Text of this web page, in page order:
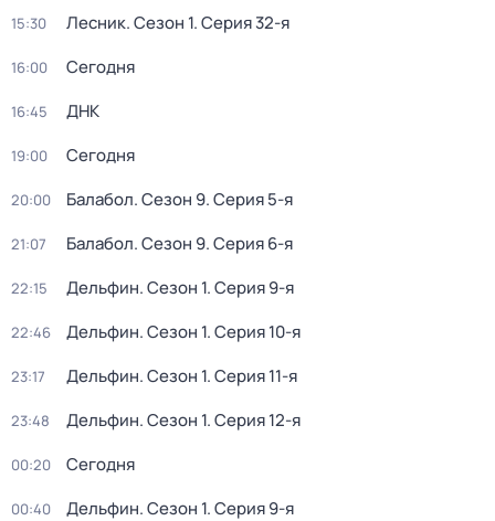
15:30 Лесник. Сезон 1. Серия 32-я
16:00 Сегодня
16:45 ДНК
19:00 Сегодня
20:00 Балабол. Сезон 9. Серия 5-я
21:07 Балабол. Сезон 9. Серия 6-я
22:15 Дельфин. Сезон 1. Серия 9-я
22:46 Дельфин. Сезон 1. Серия 10-я
23:17 Дельфин. Сезон 1. Серия 11-я
23:48 Дельфин. Сезон 1. Серия 12-я
00:20 Сегодня
00:40 Дельфин. Сезон 1. Серия 9-я